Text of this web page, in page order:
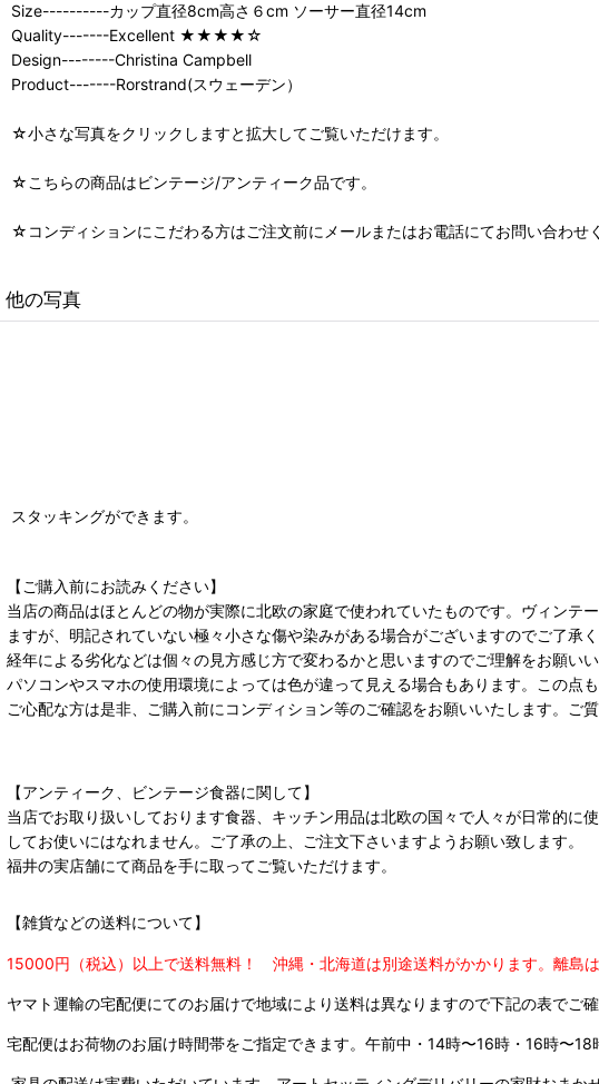
Size----------カップ直径8cm高さ６cm ソーサー直径14cm
Quality-------Excellent ★★★★☆
Design--------Christina Campbell
Product-------Rorstrand(スウェーデン）
☆小さな写真をクリックしますと拡大してご覧いただけます。
☆こちらの商品はビンテージ/アンティーク品です。
☆コンディションにこだわる方はご注文前にメールまたはお電話にてお問い合わせ
他の写真
スタッキングができます。
【ご購入前にお読みください】
当店の商品はほとんどの物が実際に北欧の家庭で使われていたものです。ヴィン
ますが、明記されていない極々小さな傷や染みがある場合がございますのでご了承
経年による劣化などは個々の見方感じ方で変わるかと思いますのでご理解をお願いい
パソコンやスマホの使用環境によっては色が違って見える場合もあります。この点
ご心配な方は是非、ご購入前にコンディション等のご確認をお願いいたします。ご
【アンティーク、ビンテージ食器に関して】
当店でお取り扱いしております食器、キッチン用品は北欧の国々で人々が日常的
してお使いにはなれません。ご了承の上、ご注文下さいますようお願い致します。
福井の実店舗にて商品を手に取ってご覧いただけます。
【雑貨などの送料について】
15000円（税込）以上で送料無料！ 沖縄・北海道は別途送料がかかります。 離島
ヤマト運輸の宅配便にてのお届けで地域により送料は異なりますので下記の表でご確
宅配便はお荷物のお届け時間帯をご指定できます。 午前中・14時〜16時・16時〜